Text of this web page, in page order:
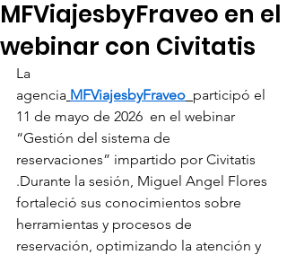
MFViajesbyFraveo en el
webinar con Civitatis
La
agencia MFViajesbyFraveo participó el
11 de mayo de 2026  en el webinar
“Gestión del sistema de
reservaciones” impartido por Civitatis
.Durante la sesión, Miguel Angel Flores
fortaleció sus conocimientos sobre
herramientas y procesos de
reservación, optimizando la atención y